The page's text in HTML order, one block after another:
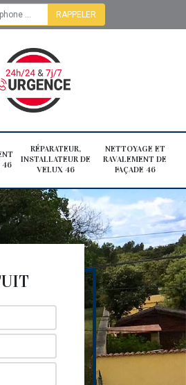
46
RÉPARATEUR,
INSTALLATEUR DE
VELUX 46
NETTOYAGE ET
RAVALEMENT DE
FAÇADE 46